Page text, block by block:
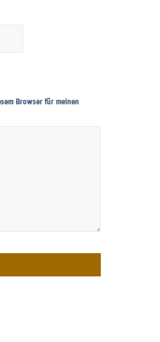
Browser für meinen